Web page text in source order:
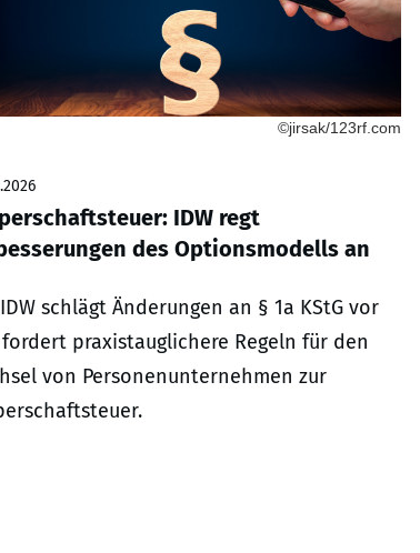
©jirsak/123rf.com
IDW regt
des Optionsmodells an
schlägt Änderungen an § 1a KStG vor
praxistauglichere Regeln für den
von Personenunternehmen zur